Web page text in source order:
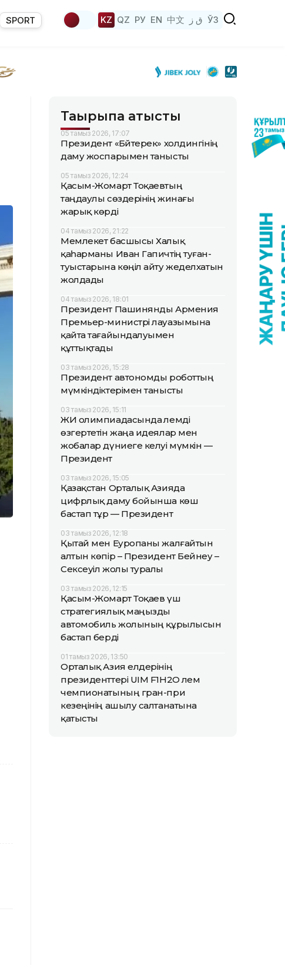
SPORT KZ QZ РУ EN 中文 ق ز ЎЗ
Тақырыпқа қатысты
05 тамыз 2026, 17:07
Президент «Бәйтерек» холдингінің
даму жоспарымен танысты
05 тамыз 2026, 12:24
Қасым-Жомарт Тоқаевтың
таңдаулы сөздерінің жинағы
жарық көрді
04 тамыз 2026, 21:22
Мемлекет басшысы Халық
қаһарманы Иван Гапичтің туған-
туыстарына көңіл айту жеделхатын
жолдады
04 тамыз 2026, 18:01
Президент Пашинянды Армения
Премьер-министрі лауазымына
қайта тағайындалуымен
құттықтады
03 тамыз 2026, 15:28
Президент автономды роботтың
мүмкіндіктерімен танысты
03 тамыз 2026, 15:11
ЖИ олимпиадасында әлемді
өзгертетін жаңа идеялар мен
жобалар дүниеге келуі мүмкін —
Президент
03 тамыз 2026, 15:05
Қазақстан Орталық Азияда
цифрлық даму бойынша көш
бастап тұр — Президент
03 тамыз 2026, 12:18
Қытай мен Еуропаны жалғайтын
алтын көпір – Президент Бейнеу –
Сексеуіл жолы туралы
03 тамыз 2026, 12:15
Қасым-Жомарт Тоқаев үш
стратегиялық маңызды
автомобиль жолының құрылысын
бастап берді
01 тамыз 2026, 13:50
Орталық Азия елдерінің
президенттері UIM F1H2O әлем
чемпионатының гран-при
кезеңінің ашылу салтанатына
қатысты